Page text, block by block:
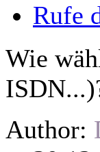
Rufe
Wie
Author: